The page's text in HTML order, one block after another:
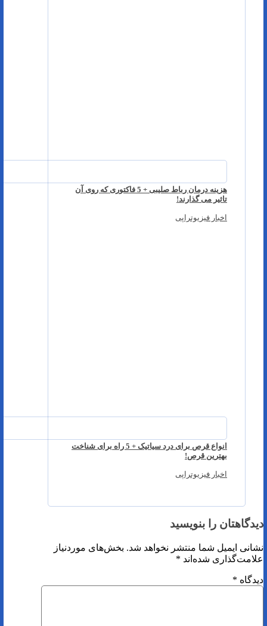
هزینه درمان رباط صلیبی + 5 فاکتوری که روی آن
تاثیر می گذارند!
اخبار فیزیوتراپی
انواع قرص برای درد سیاتیک + 5 راه برای شناخت
بهترین قرص!
اخبار فیزیوتراپی
دیدگاهتان را بنویسید
نشانی ایمیل شما منتشر نخواهد شد. بخش‌های موردنیاز
علامت‌گذاری شده‌اند *
دیدگاه *